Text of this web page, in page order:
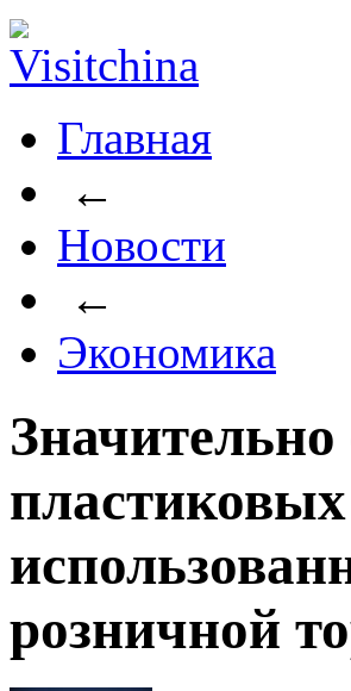
Главная
←
Новости
←
Экономика
розничной